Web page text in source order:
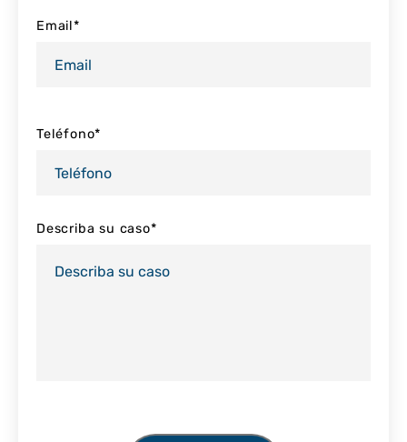
Email*
Teléfono*
Describa su caso*